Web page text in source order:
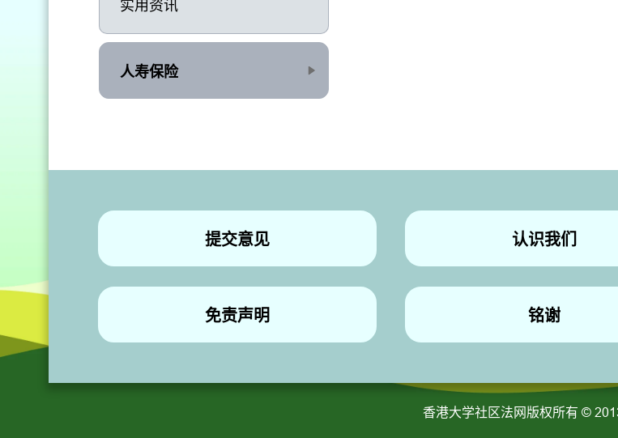
实用资讯
人寿保险
提交意见 认识我们
免责声明 铭谢
香港大学社区法网版权所有 ©